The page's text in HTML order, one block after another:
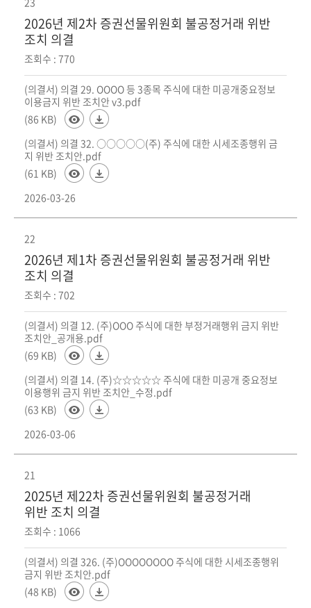
2026년 제2차 증권선물위원회 불공정거래 위반
조치 의결
조회수 : 770
(의결서) 의결 29. OOOO 등 3종목 주식에 대한 미공개중요정보
이용금지 위반 조치안 v3.pdf
(86 KB)
(의결서) 의결 32. ○○○○○(주) 주식에 대한 시세조종행위 금
지 위반 조치안.pdf
(61 KB)
2026-03-26
22
2026년 제1차 증권선물위원회 불공정거래 위반
조치 의결
조회수 : 702
(의결서) 의결 12. (주)OOO 주식에 대한 부정거래행위 금지 위반
조치안_공개용.pdf
(69 KB)
(의결서) 의결 14. (주)☆☆☆☆☆ 주식에 대한 미공개 중요정보
이용행위 금지 위반 조치안_수정.pdf
(63 KB)
2026-03-06
21
2025년 제22차 증권선물위원회 불공정거래
위반 조치 의결
조회수 : 1066
(의결서) 의결 326. (주)OOOOOOOO 주식에 대한 시세조종행위
금지 위반 조치안.pdf
(48 KB)